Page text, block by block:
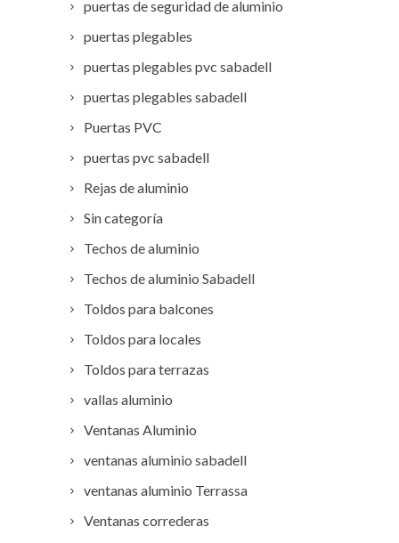
puertas de seguridad de aluminio
puertas plegables
puertas plegables pvc sabadell
puertas plegables sabadell
Puertas PVC
puertas pvc sabadell
Rejas de aluminio
Sin categoría
Techos de aluminio
Techos de aluminio Sabadell
Toldos para balcones
Toldos para locales
Toldos para terrazas
vallas aluminio
Ventanas Aluminio
ventanas aluminio sabadell
ventanas aluminio Terrassa
Ventanas correderas